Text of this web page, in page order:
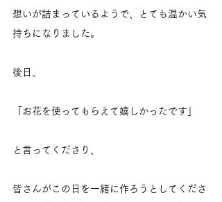
想いが詰まっているようで、とても温かい気
持ちになりました。
後日、
「お花を使ってもらえて嬉しかったです」
と言ってくださり、
皆さんがこの日を一緒に作ろうとしてくださ